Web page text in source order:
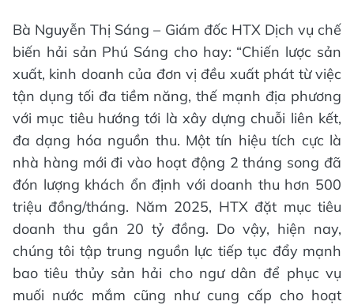
Bà Nguyễn Thị Sáng – Giám đốc HTX Dịch vụ chế
biến hải sản Phú Sáng cho hay: “Chiến lược sản
xuất, kinh doanh của đơn vị đều xuất phát từ việc
tận dụng tối đa tiềm năng, thế mạnh địa phương
với mục tiêu hướng tới là xây dựng chuỗi liên kết,
đa dạng hóa nguồn thu. Một tín hiệu tích cực là
nhà hàng mới đi vào hoạt động 2 tháng song đã
đón lượng khách ổn định với doanh thu hơn 500
triệu đồng/tháng. Năm 2025, HTX đặt mục tiêu
doanh thu gần 20 tỷ đồng. Do vậy, hiện nay,
chúng tôi tập trung nguồn lực tiếp tục đẩy mạnh
bao tiêu thủy sản hải cho ngư dân để phục vụ
muối nước mắm cũng như cung cấp cho hoạt